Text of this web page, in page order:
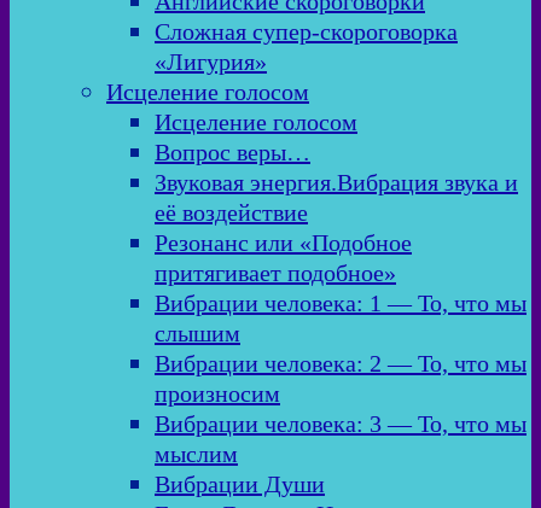
Сложная супер-скороговорка
«Лигурия»
Исцеление голосом
Исцеление голосом
Вопрос веры…
Звуковая энергия.Вибрация звука и
её воздействие
Резонанс или «Подобное
притягивает подобное»
Вибрации человека: 1 — То, что мы
слышим
Вибрации человека: 2 — То, что мы
произносим
Вибрации человека: 3 — То, что мы
мыслим
Вибрации Души